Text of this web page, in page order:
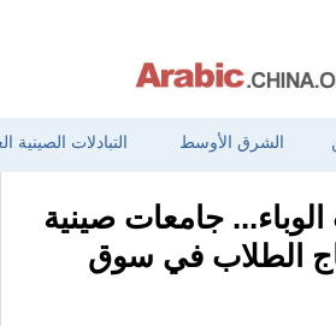
الشرق الأوسط التبادلات الصينية
الوباء... جامعات صينية
الطلاب في سوق